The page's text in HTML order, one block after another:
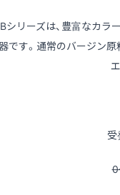
シリーズは、豊富なカ
です。通常のバージン